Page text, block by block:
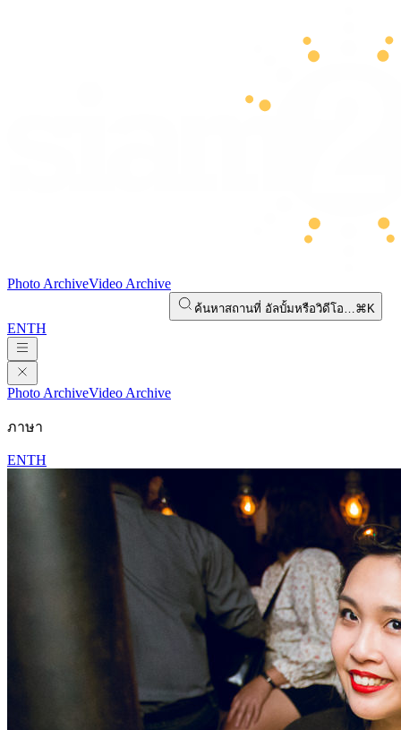
Photo ArchiveVideo Archive
ค้นหาสถานที่ อัลบั้มหรือวิดีโอ…⌘K
ENTH
Photo ArchiveVideo Archive
ภาษา
ENTH